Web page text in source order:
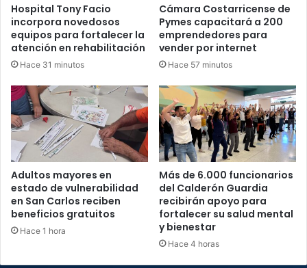
Hospital Tony Facio
incorpora novedosos
equipos para fortalecer la
atención en rehabilitación
Hace 31 minutos
Cámara Costarricense de
Pymes capacitará a 200
emprendedores para
vender por internet
Hace 57 minutos
Adultos mayores en
estado de vulnerabilidad
en San Carlos reciben
beneficios gratuitos
Hace 1 hora
Más de 6.000 funcionarios
del Calderón Guardia
recibirán apoyo para
fortalecer su salud mental
y bienestar
Hace 4 horas